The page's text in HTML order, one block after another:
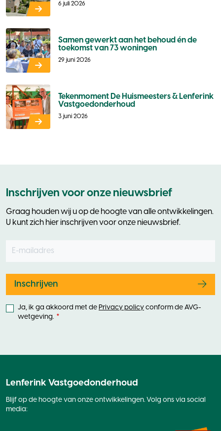
6 juli 2026
Samen gewerkt aan het behoud én de
toekomst van 73 woningen
29 juni 2026
Tekenmoment De Huismeesters & Lenferink
Vastgoedonderhoud
3 juni 2026
Inschrijven voor onze nieuwsbrief
Graag houden wij u op de hoogte van alle ontwikkelingen.
U kunt zich hier inschrijven voor onze nieuwsbrief.
Leave
Inschrijven
Ja, ik ga akkoord met de Privacy policy conform de AVG-
wetgeving.
Lenferink Vastgoedonderhoud
Blijf op de hoogte van onze ontwikkelingen. Volg ons via social
media: